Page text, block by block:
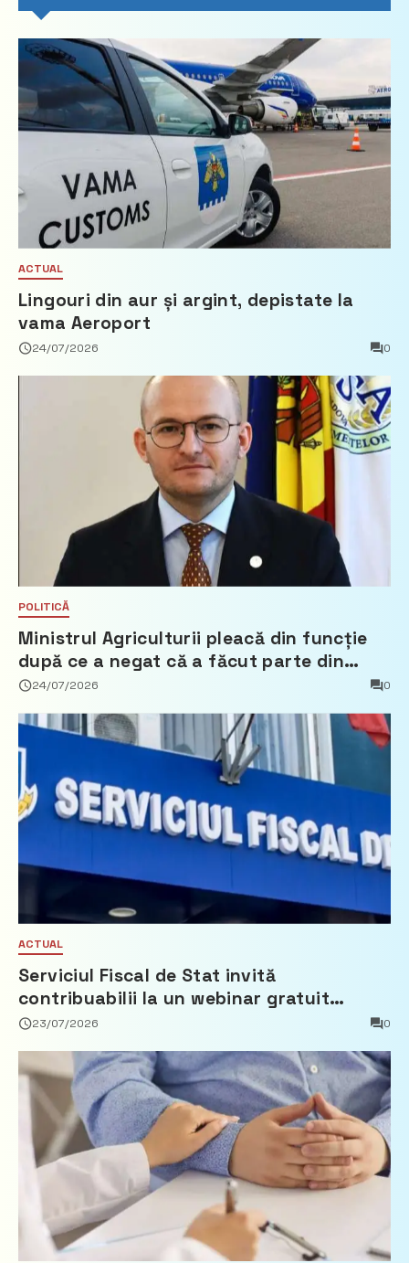
ACTUAL
Lingouri din aur și argint, depistate la
vama Aeroport
24/07/2026 0
POLITICĂ
Ministrul Agriculturii pleacă din funcție
după ce a negat că a făcut parte din
Partidul Democrat
24/07/2026 0
ACTUAL
Serviciul Fiscal de Stat invită
contribuabilii la un webinar gratuit
privind calculul impozitului pe bunurile
23/07/2026 0